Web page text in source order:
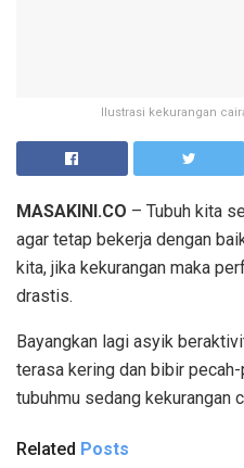
Ilustrasi kekurangan
MASAKINI.CO – Tubuh kita
agar tetap bekerja dengan
kita, jika kekurangan maka
drastis.
Bayangkan lagi asyik
terasa kering dan bibir pecah-
tubuhmu sedang kekurangan
Related Posts